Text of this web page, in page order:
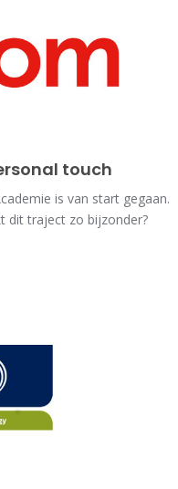
touch
is van start gegaan.
dit traject zo bijzonder?